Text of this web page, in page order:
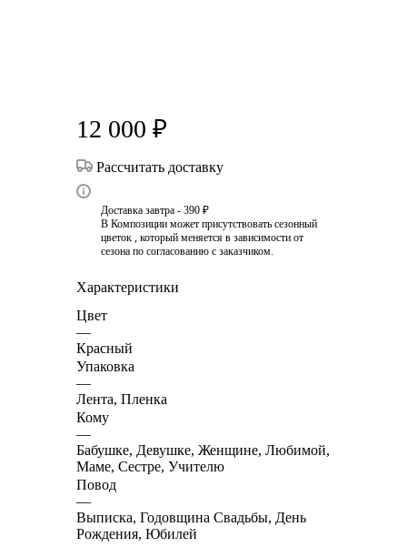
12 000 ₽
Рассчитать доставку
Доставка завтра - 390 ₽
В Композиции может присутствовать сезонный
цветок , который меняется в зависимости от
сезона по согласованию с заказчиком.
Характеристики
Цвет
—
Красный
Упаковка
—
Лента, Пленка
Кому
—
Бабушке, Девушке, Женщине, Любимой,
Маме, Сестре, Учителю
Повод
—
Выписка, Годовщина Свадьбы, День
Рождения, Юбилей